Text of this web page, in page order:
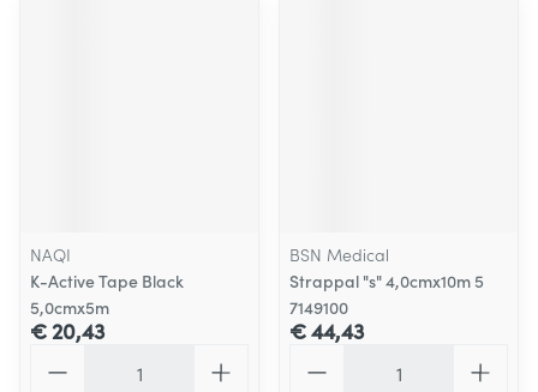
NAQI
K-Active Tape Black
5,0cmx5m
€ 20,43
BSN Medical
Strappal "s" 4,0cmx10m 5
7149100
€ 44,43